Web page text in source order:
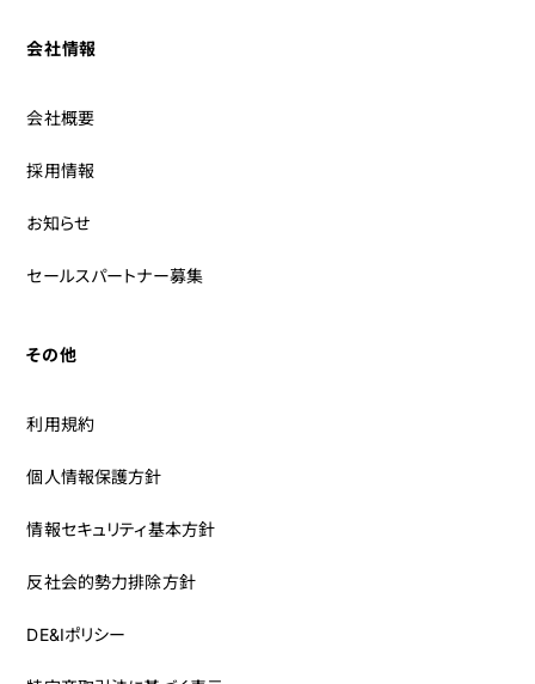
会社情報
会社概要
採用情報
お知らせ
セールスパートナー募集
その他
利用規約
個人情報保護方針
情報セキュリティ基本方針
反社会的勢力排除方針
DE&Iポリシー